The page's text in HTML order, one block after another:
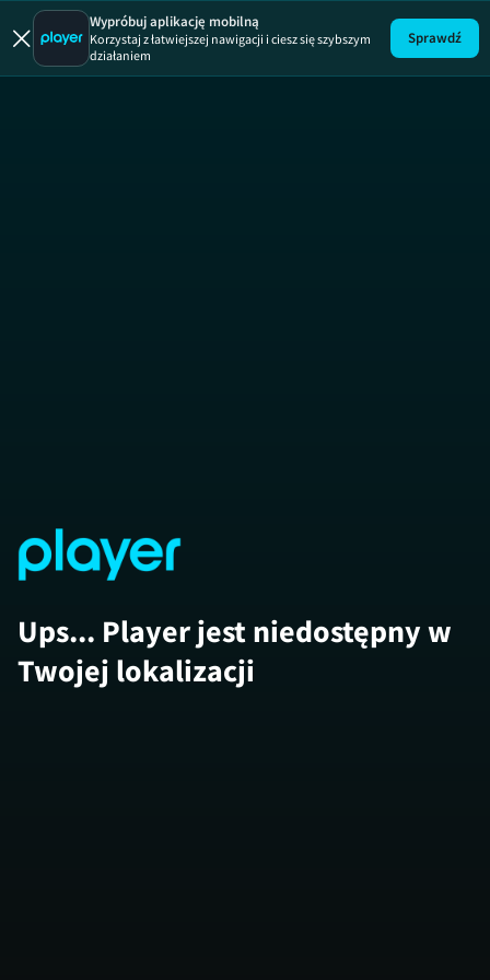
Wypróbuj aplikację mobilną
Korzystaj z łatwiejszej nawigacji i ciesz się szybszym
działaniem
Sprawdź
Ups... Player jest niedostępny w
Twojej lokalizacji